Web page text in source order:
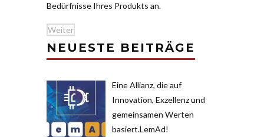
Bedürf­nisse Ihres Pro­dukts an.
Weiter
NEUESTE BEITRÄGE
Eine Allianz, die auf
Innovation, Exzellenz und
gemeinsamen Werten
basiert.LemAd!